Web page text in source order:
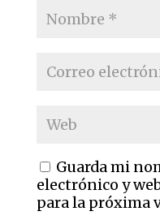
Guarda mi
electrónico y
para la próxima